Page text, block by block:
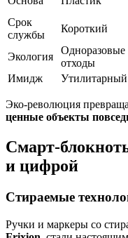
Срок
службы
Короткий
Экология
Одноразовые
отходы
Имидж
Утилитарный
Эко-революция
ценные объекты
Смарт-
и цифрой
Стираемые
Ручки и маркеры со